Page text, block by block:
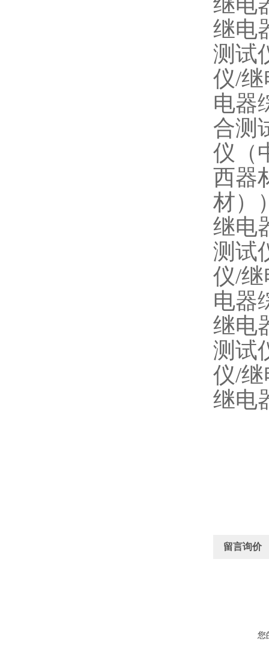
继电
测试
仪/
电器
合测
仪（
西器
材）
继电
测试
仪/
电器
继电
测试
仪/
继电
留言询价
您